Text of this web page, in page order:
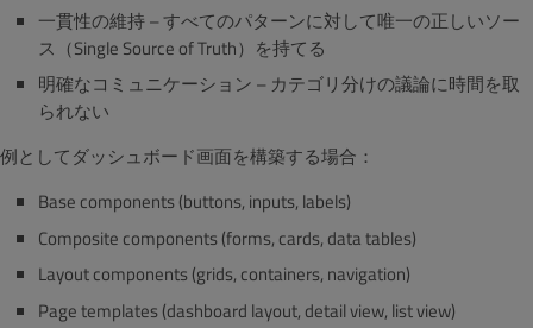
一貫性の維持 – すべてのパターンに対して唯一の正しいソー
ス（Single Source of Truth）を持てる
明確なコミュニケーション – カテゴリ分けの議論に時間を取
られない
例としてダッシュボード画面を構築する場合：
Base components (buttons, inputs, labels)
Composite components (forms, cards, data tables)
Layout components (grids, containers, navigation)
Page templates (dashboard layout, detail view, list view)